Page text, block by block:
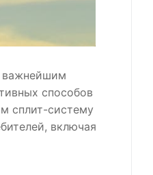
важнейшим
способов
сплит-систему
включая